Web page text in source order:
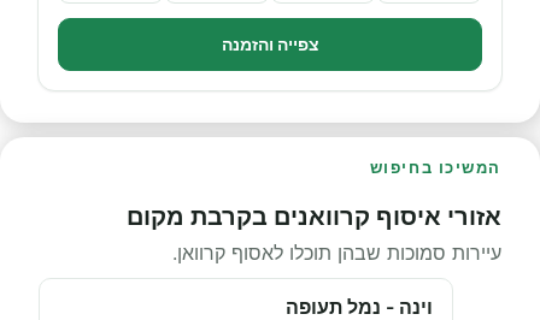
צפייה והזמנה
המשיכו בחיפוש
אזורי איסוף קרוואנים בקרבת מקום
עיירות סמוכות שבהן תוכלו לאסוף קרוואן.
וינה - נמל תעופה